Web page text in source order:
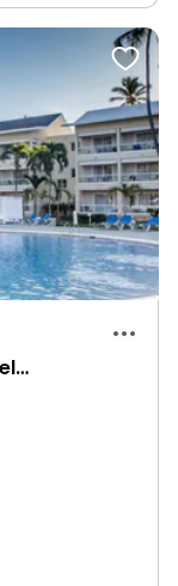
Vista Sol Punta Cana (ex. Carabela Beach)